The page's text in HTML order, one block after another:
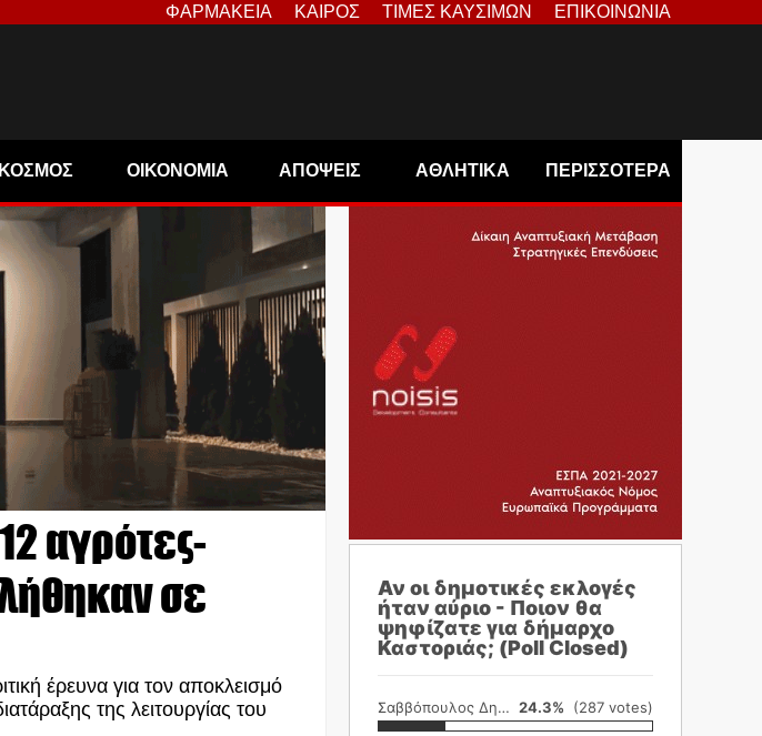
ΦΑΡΜΑΚΕΙΑ ΚΑΙΡΟΣ ΤΙΜΕΣ ΚΑΥΣΙΜΩΝ ΕΠΙΚΟΙΝΩΝΙΑ
ΚΟΣΜΟΣ ΟΙΚΟΝΟΜΙΑ ΑΠΟΨΕΙΣ ΑΘΛΗΤΙΚΑ ΠΕΡΙΣΣΟΤΕΡΑ
αγρότες-
σε
έρευνα για τον αποκλεισμό
της λειτουργίας του
Αν οι δημοτικές εκλογές
ήταν αύριο - Ποιον θα
ψηφίζατε για δήμαρχο
Καστοριάς; (Poll Closed)
Σαββόπουλος Δημήτρης 24.3% (287 votes)